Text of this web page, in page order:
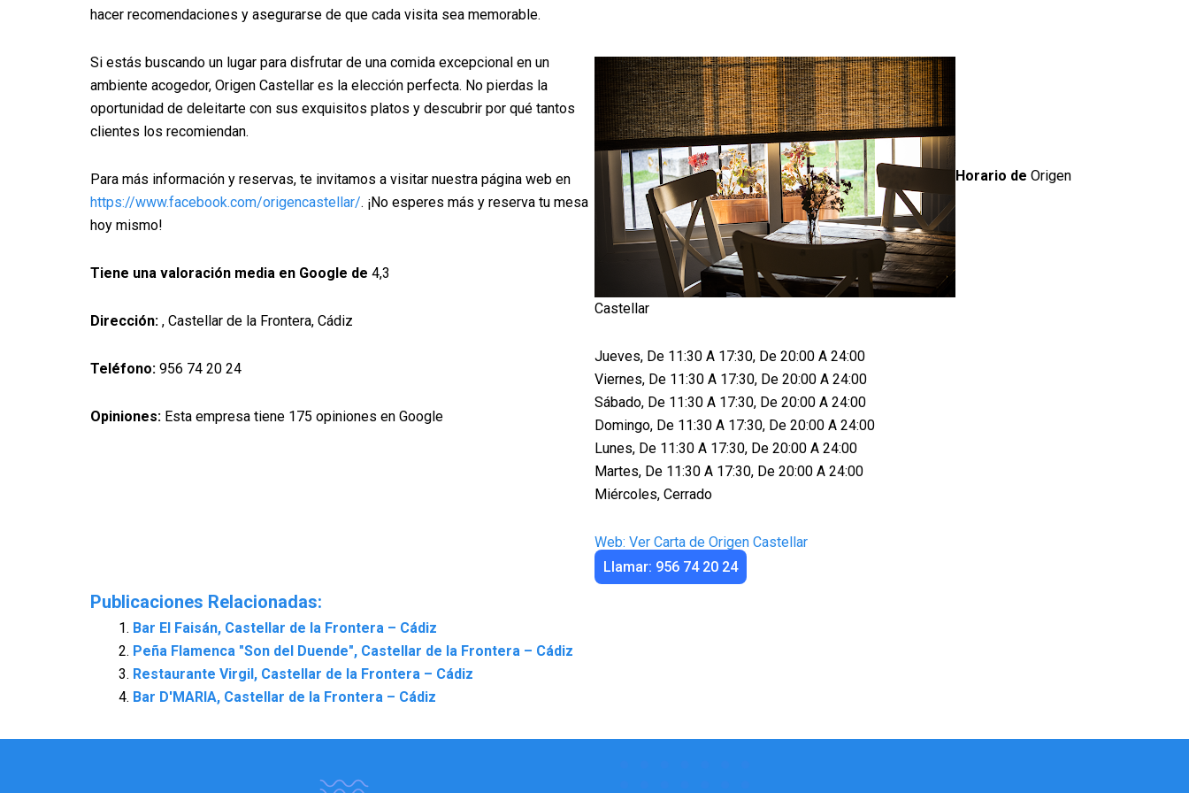
hacer recomendaciones y asegurarse de que cada visita sea memorable.
Si estás buscando un lugar para disfrutar de una comida excepcional en un
ambiente acogedor, Origen Castellar es la elección perfecta. No pierdas la
oportunidad de deleitarte con sus exquisitos platos y descubrir por qué tantos
clientes los recomiendan.
Para más información y reservas, te invitamos a visitar nuestra página web en
https://www.facebook.com/origencastellar/. ¡No esperes más y reserva tu mesa
hoy mismo!
Tiene una valoración media en Google de 4,3
Dirección: , Castellar de la Frontera, Cádiz
Teléfono: 956 74 20 24
Opiniones: Esta empresa tiene 175 opiniones en Google
Horario de Origen
Castellar
Jueves, De 11:30 A 17:30, De 20:00 A 24:00
Viernes, De 11:30 A 17:30, De 20:00 A 24:00
Sábado, De 11:30 A 17:30, De 20:00 A 24:00
Domingo, De 11:30 A 17:30, De 20:00 A 24:00
Lunes, De 11:30 A 17:30, De 20:00 A 24:00
Martes, De 11:30 A 17:30, De 20:00 A 24:00
Miércoles, Cerrado
Web: Ver Carta de Origen Castellar
Llamar: 956 74 20 24
Publicaciones Relacionadas:
Bar El Faisán, Castellar de la Frontera – Cádiz
Peña Flamenca "Son del Duende", Castellar de la Frontera – Cádiz
Restaurante Virgil, Castellar de la Frontera – Cádiz
Bar D'MARIA, Castellar de la Frontera – Cádiz